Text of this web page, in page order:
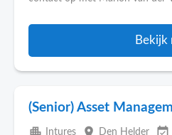
Bekijk
(Senior) Asset
apartment Intures place Den Helder event_available